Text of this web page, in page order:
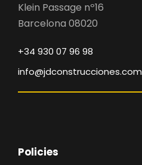
Klein Passage nº16
Barcelona 08020
+34 930 07 96 98
info@jdconstrucciones.com
Policies